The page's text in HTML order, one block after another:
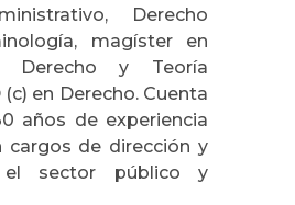
Derecho
magíster en
Derecho y Teoría
en Derecho. Cuenta
años de experiencia
cargos de dirección y
el sector público y